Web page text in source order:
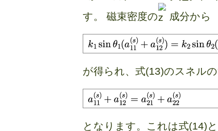
す。 磁束密度の
成分から
が得られ、式(13)のスネル
となります。これは式(14)